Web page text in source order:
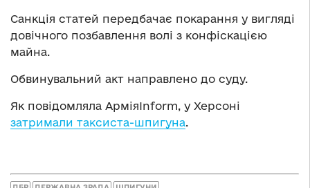
Санкція статей передбачає покарання у вигляді
довічного позбавлення волі з конфіскацією
майна.
Обвинувальний акт направлено до суду.
Як повідомляла АрміяInform, у Херсоні
затримали таксиста-шпигуна.